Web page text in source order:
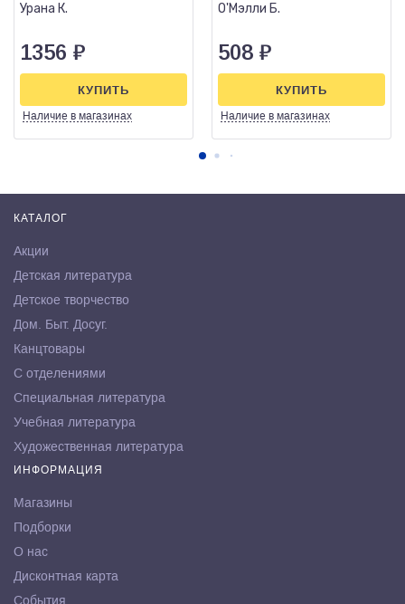
Урана К.
1356 ₽
Наличие в магазинах
КУПИТЬ
О'Мэлли Б.
508 ₽
Наличие в магазинах
КУПИТЬ
КАТАЛОГ
Акции
Детская литература
Детское творчество
Дом. Быт. Досуг.
Канцтовары
С отделениями
Специальная литература
Учебная литература
Художественная литература
ИНФОРМАЦИЯ
Магазины
Подборки
О нас
Дисконтная карта
События